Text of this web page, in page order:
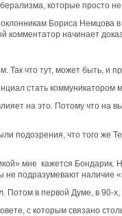
которые просто
Бориса Немцова
комментатор начинает
Так что тут, может быть,
стать коммуникатором
на это. Потому что
подозрения, что того же
мне кажется
не подразумевают
Потом в первой Думе, в
с которым связано